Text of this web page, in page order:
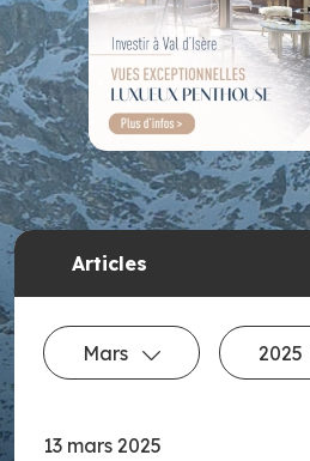
Articles
Mars 2025
13 mars 2025